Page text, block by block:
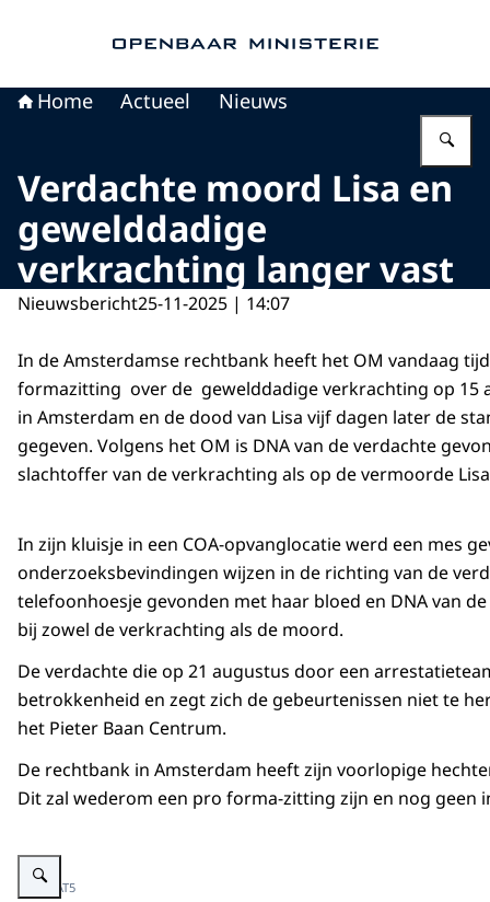
Home Actueel Nieuws
Verdachte moord Lisa en
gewelddadige
verkrachting langer vast
Nieuwsbericht25-11-2025 | 14:07
In de Amsterdamse rechtbank heeft het OM vandaag
formazitting over de gewelddadige verkrachting op 15
in Amsterdam en de dood van Lisa vijf dagen later de
gegeven. Volgens het OM is DNA van de verdachte
slachtoffer van de verkrachting als op de vermoorde
In zijn kluisje in een COA-opvanglocatie werd een mes
onderzoeksbevindingen wijzen in de richting van de
telefoonhoesje gevonden met haar bloed en DNA van
bij zowel de verkrachting als de moord.
De verdachte die op 21 augustus door een
betrokkenheid en zegt zich de gebeurtenissen niet te
het Pieter Baan Centrum.
De rechtbank in Amsterdam heeft zijn voorlopige
Dit zal wederom een pro forma-zitting zijn en nog geen
Vergroot afbeelding Bloemenzee bij de herdenkingsplek aan de
Beeld: AT5